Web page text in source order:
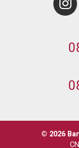
© 2026